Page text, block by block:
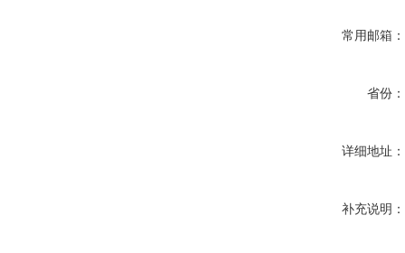
常用邮箱：
省份：
详细地址：
补充说明：